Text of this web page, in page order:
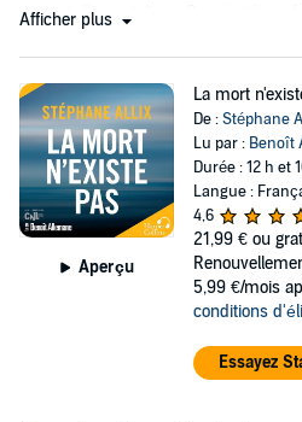
contact d'âme à âme. Car c'est bien
Afficher plus
Aperçu
La mort
De :Stéphane
Lu par : Benoît
Durée : 12 h et
Langue :
4,6
21,99 € ou
5,99 €/mois
conditions
Essayez